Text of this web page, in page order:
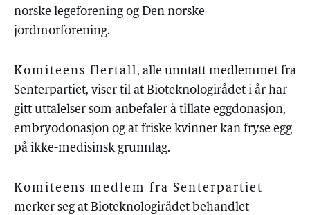
norske legeforening og Den norske
jordmorforening.
Komiteens flertall, alle unntatt medlemmet fra
Senterpartiet, viser til at Bioteknologirådet i år har
gitt uttalelser som anbefaler å tillate eggdonasjon,
embryodonasjon og at friske kvinner kan fryse egg
på ikke-medisinsk grunnlag.
Komiteens medlem fra Senterpartiet
merker seg at Bioteknologirådet behandlet